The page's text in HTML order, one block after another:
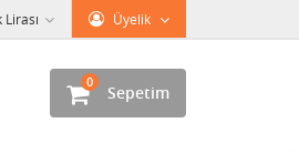
Üyelik
Lirası
Sepetim
0